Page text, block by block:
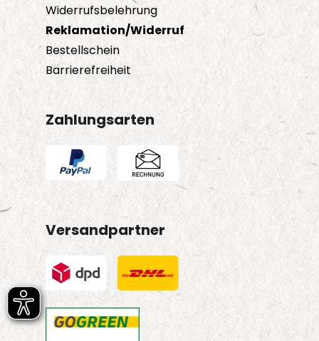
Widerrufsbelehrung
Reklamation/Widerruf
Bestellschein
Barrierefreiheit
Zahlungsarten
Versandpartner